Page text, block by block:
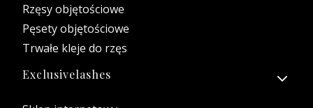
Rzęsy objętościowe
Pęsety objętościowe
Trwałe kleje do rzęs
Exclusivelashes